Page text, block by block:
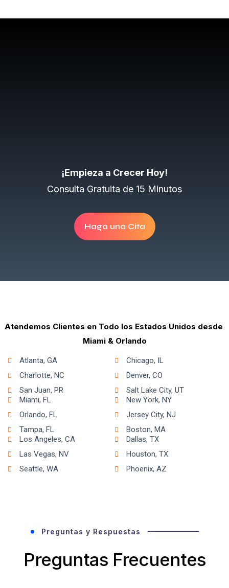
¡Empieza a Crecer Hoy!
Consulta Gratuita de 15 Minutos
Haga una Cita
Atendemos Clientes en Todo los Estados Unidos desde
Miami & Orlando
Atlanta, GA
Charlotte, NC
San Juan, PR
Chicago, IL
Denver, CO
Salt Lake City, UT
Miami, FL
Orlando, FL
Tampa, FL
New York, NY
Jersey City, NJ
Boston, MA
Los Angeles, CA
Las Vegas, NV
Seattle, WA
Dallas, TX
Houston, TX
Phoenix, AZ
Preguntas y Respuestas
Preguntas Frecuentes